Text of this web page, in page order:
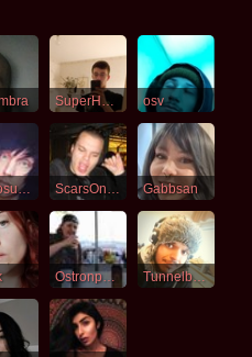
SuperHans osv
Radiosuicide ScarsOnTheHorizon Gabbsan
Ostronpenis Tunnelbana